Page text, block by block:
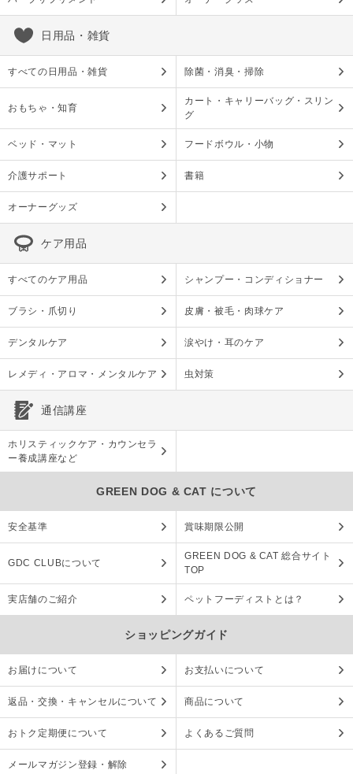
日用品・雑貨
すべての日用品・雑貨 除菌・消臭・掃除
おもちゃ・知育
カート・キャリーバッグ・スリン
グ
ベッド・マット フードボウル・小物
介護サポート 書籍
オーナーグッズ
ケア用品
すべてのケア用品 シャンプー・コンディショナー
ブラシ・爪切り 皮膚・被毛・肉球ケア
デンタルケア 涙やけ・耳のケア
レメディ・アロマ・メンタルケア 虫対策
通信講座
ホリスティックケア・カウンセラ
ー養成講座など
GREEN DOG & CAT について
安全基準 賞味期限公開
GDC CLUBについて
GREEN DOG & CAT 総合サイト
TOP
実店舗のご紹介 ペットフーディストとは？
ショッピングガイド
お届けについて お支払いについて
返品・交換・キャンセルについて 商品について
おトク定期便について よくあるご質問
メールマガジン登録・解除